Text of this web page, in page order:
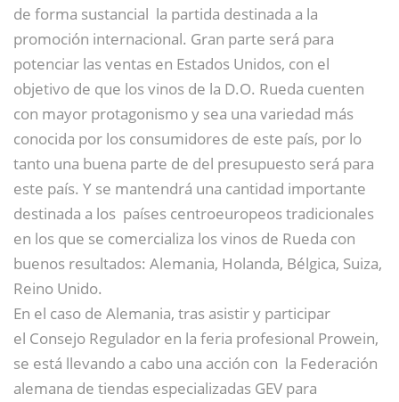
de forma sustancial la partida destinada a la
promoción internacional. Gran parte será para
potenciar las ventas en Estados Unidos, con el
objetivo de que los vinos de la D.O. Rueda cuenten
con mayor protagonismo y sea una variedad más
conocida por los consumidores de este país, por lo
tanto una buena parte de del presupuesto será para
este país. Y se mantendrá una cantidad importante
destinada a los países centroeuropeos tradicionales
en los que se comercializa los vinos de Rueda con
buenos resultados: Alemania, Holanda, Bélgica, Suiza,
Reino Unido.
En el caso de Alemania, tras asistir y participar
el Consejo Regulador en la feria profesional Prowein,
se está llevando a cabo una acción con la Federación
alemana de tiendas especializadas GEV para